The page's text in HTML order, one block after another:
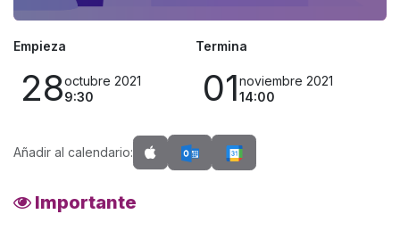
Empieza
28octubre 2021
9:30
Termina
01noviembre 2021
14:00
Añadir al calendario:
Importante